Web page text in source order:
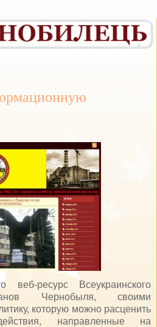
ресурс Всеукраинского
Чернобыля, своими
которую можно расценить
направленные на